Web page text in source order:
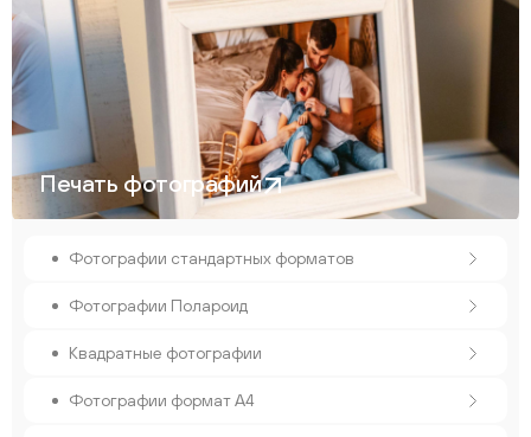
Печать фотографий
Фотографии стандартных форматов
Фотографии Полароид
Квадратные фотографии
Фотографии формат А4